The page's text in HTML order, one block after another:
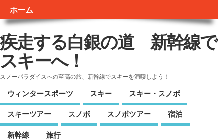
ホーム
疾走する白銀の道 新幹線で
スキーへ！
スノーパラダイスへの至高の旅、新幹線でスキーを満喫しよう！
ウィンタースポーツ スキー スキー・スノボ
スキーツアー スノボ スノボツアー 宿泊
新幹線 旅行